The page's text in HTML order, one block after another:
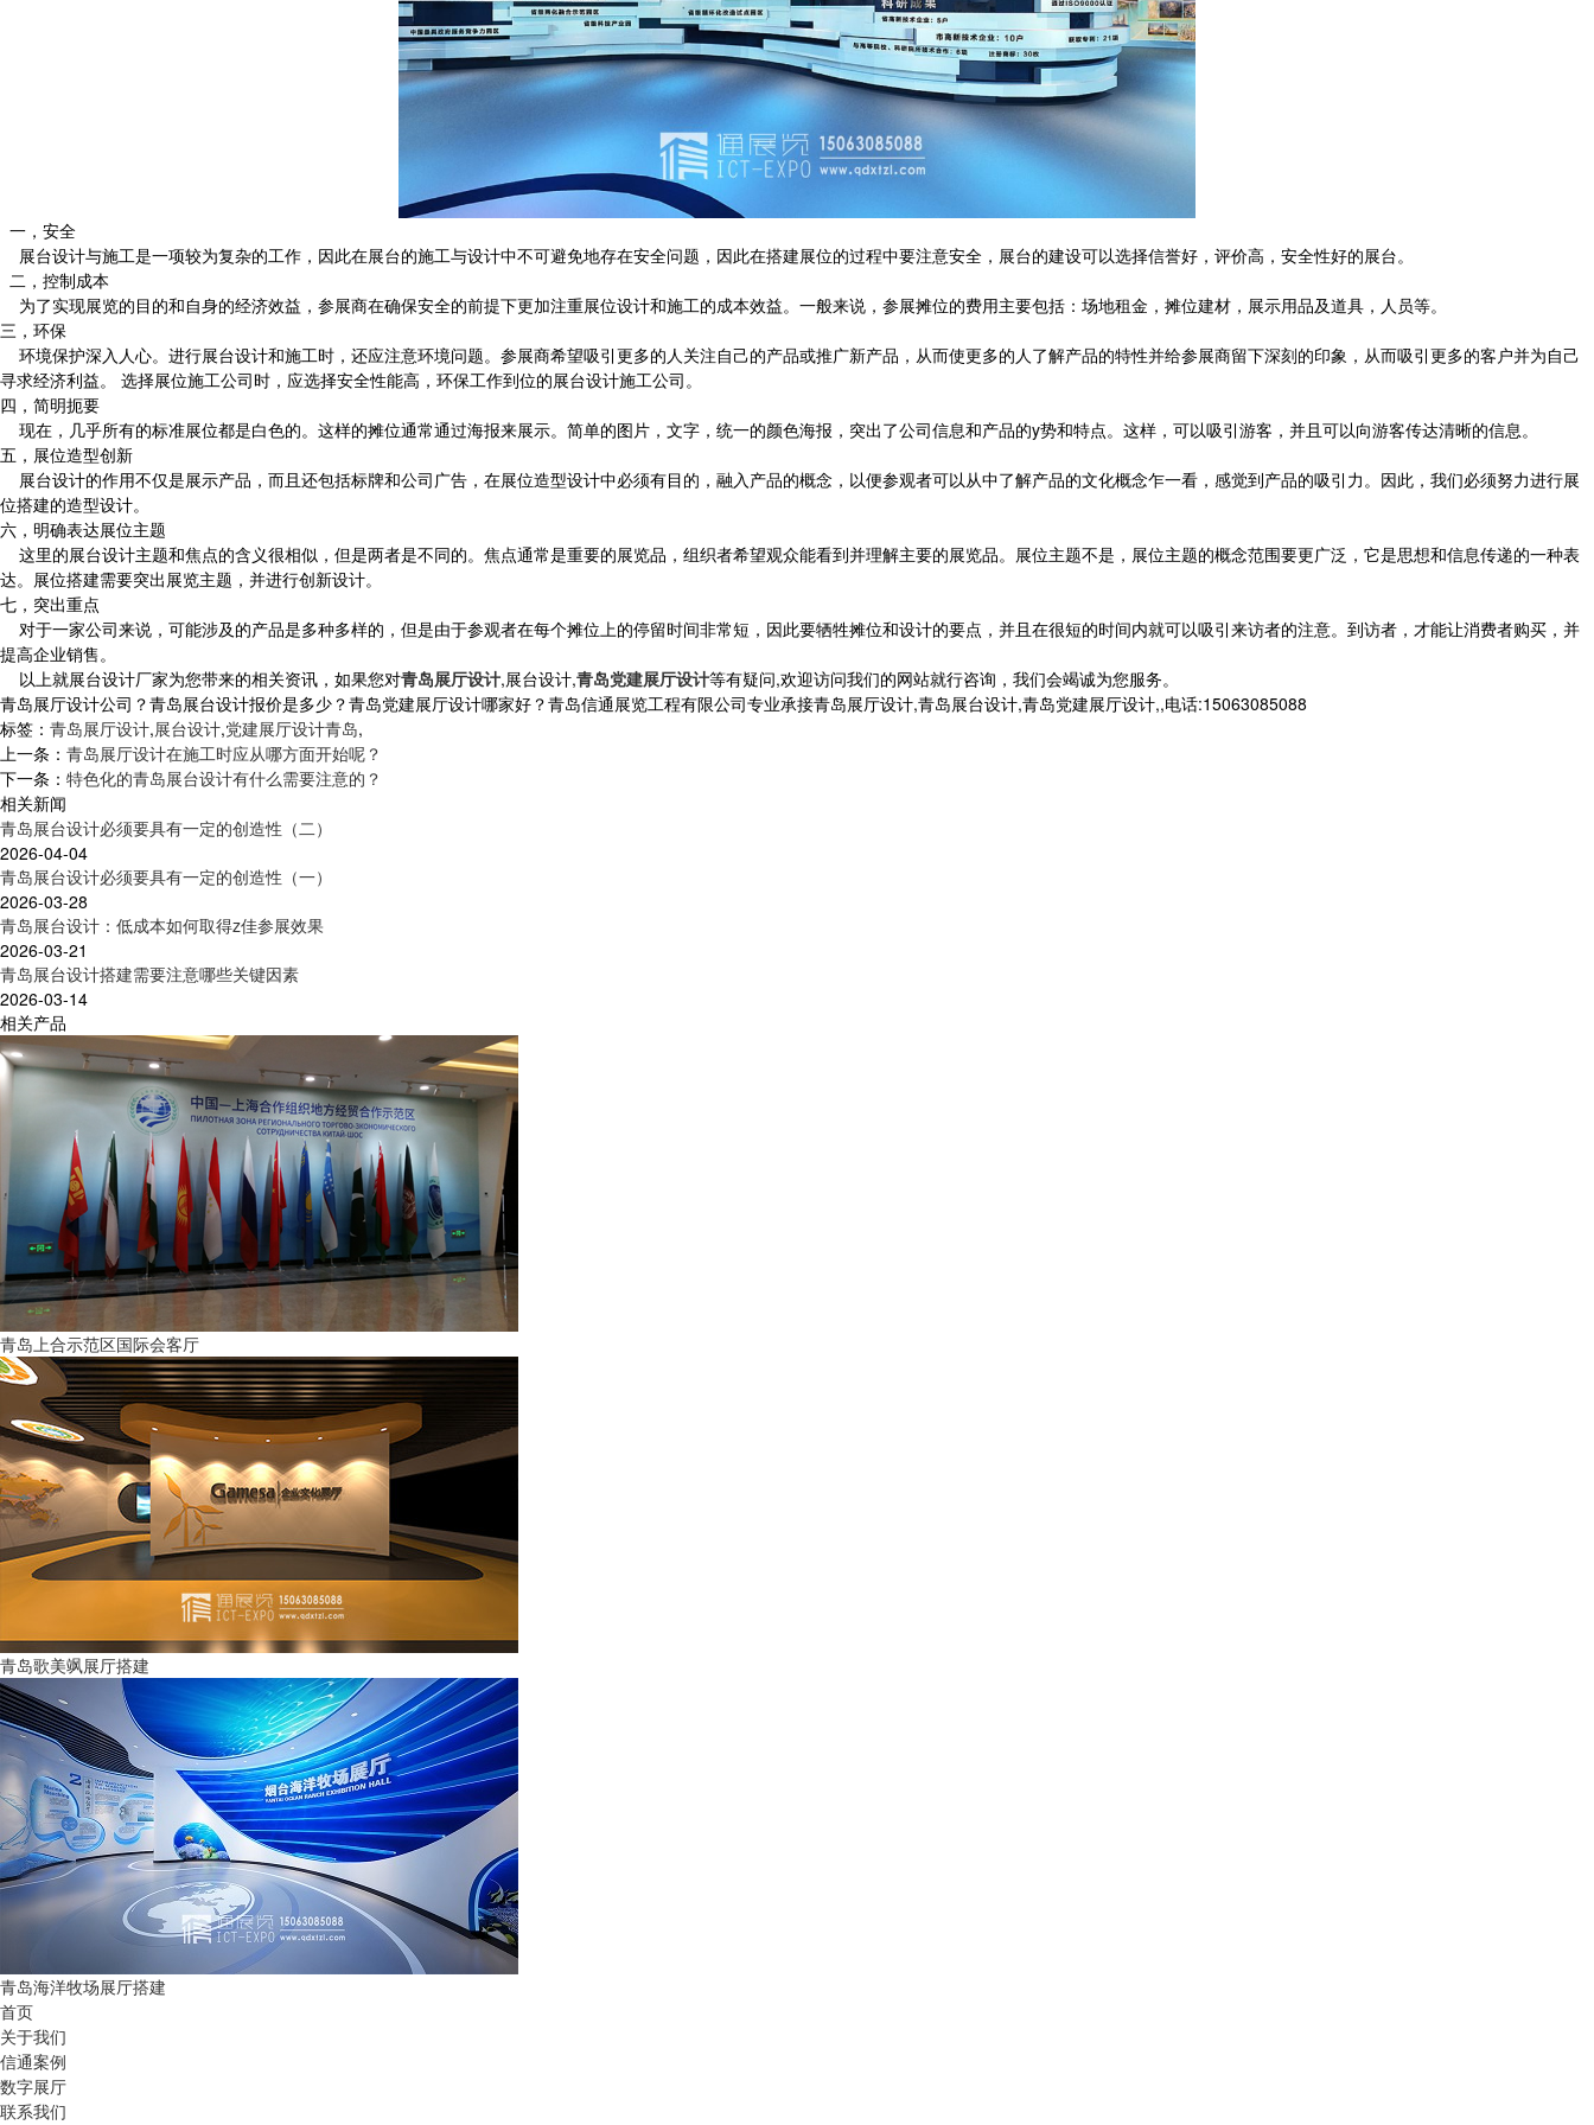
一，安全
展台设计与施工是一项较为复杂的工作，因此在展台的施工与设计中不可避免地存在安全问题，因此在搭建展位的过程中要注意安全，展台的建设可以选择信誉好，评价高，安全性好的展台。
二，控制成本
为了实现展览的目的和自身的经济效益，参展商在确保安全的前提下更加注重展位设计和施工的成本效益。一般来说，参展摊位的费用主要包括：场地租金，摊位建材，展示用品及道具，人员等。
三，环保
环境保护深入人心。进行展台设计和施工时，还应注意环境问题。参展商希望吸引更多的人关注自己的产品或推广新产品，从而使更多的人了解产品的特性并给参展商留下深刻的印象，从而吸引更多的客户并为自己
寻求经济利益。 选择展位施工公司时，应选择安全性能高，环保工作到位的展台设计施工公司。
四，简明扼要
现在，几乎所有的标准展位都是白色的。这样的摊位通常通过海报来展示。简单的图片，文字，统一的颜色海报，突出了公司信息和产品的y势和特点。这样，可以吸引游客，并且可以向游客传达清晰的信息。
五，展位造型创新
展台设计的作用不仅是展示产品，而且还包括标牌和公司广告，在展位造型设计中必须有目的，融入产品的概念，以便参观者可以从中了解产品的文化概念乍一看，感觉到产品的吸引力。因此，我们必须努力进行展
位搭建的造型设计。
六，明确表达展位主题
这里的展台设计主题和焦点的含义很相似，但是两者是不同的。焦点通常是重要的展览品，组织者希望观众能看到并理解主要的展览品。展位主题不是，展位主题的概念范围要更广泛，它是思想和信息传递的一种表
达。展位搭建需要突出展览主题，并进行创新设计。
七，突出重点
对于一家公司来说，可能涉及的产品是多种多样的，但是由于参观者在每个摊位上的停留时间非常短，因此要牺牲摊位和设计的要点，并且在很短的时间内就可以吸引来访者的注意。到访者，才能让消费者购买，并
提高企业销售。
以上就展台设计厂家为您带来的相关资讯，如果您对青岛展厅设计,展台设计,青岛党建展厅设计等有疑问,欢迎访问我们的网站就行咨询，我们会竭诚为您服务。
青岛展厅设计公司？青岛展台设计报价是多少？青岛党建展厅设计哪家好？青岛信通展览工程有限公司专业承接青岛展厅设计,青岛展台设计,青岛党建展厅设计,,电话:15063085088
标签： 青岛展厅设计,展台设计,党建展厅设计青岛,
上一条： 青岛展厅设计在施工时应从哪方面开始呢？
下一条： 特色化的青岛展台设计有什么需要注意的？
相关新闻
青岛展台设计必须要具有一定的创造性（二）
2026-04-04
青岛展台设计必须要具有一定的创造性（一）
2026-03-28
青岛展台设计：低成本如何取得z佳参展效果
2026-03-21
青岛展台设计搭建需要注意哪些关键因素
2026-03-14
相关产品
青岛上合示范区国际会客厅
青岛歌美飒展厅搭建
青岛海洋牧场展厅搭建
首页
关于我们
信通案例
数字展厅
联系我们